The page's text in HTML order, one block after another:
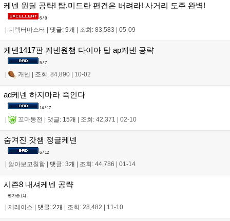
케넨 원딜 공략! 탑,미드란 편견은 버려라! 사거리 도주 완벽!
6 / 8
디렉터마스터 댓글: 9개 조회: 83,583 05-09
케넨1417판 케넨원챔 다이아 탑 ap케넨 공략
5 / 7
캐넨 조회: 84,890 10-02
ad케넨 하지마라 죽인다
14 / 17
| 꼬마동전 | 댓글: 15개 | 조회: 42,371 | 02-10
숨겨진 갓챔 정글케넨
6 / 12
알아보고칠함 댓글: 3개 조회: 44,786 01-14
시즌8 내셔케넨 공략
평가중 (1)
| 제레이스 | 댓글: 2개 | 조회: 28,482 | 11-10